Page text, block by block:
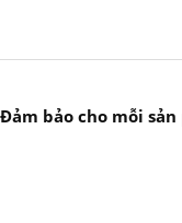
bảo cho mỗi